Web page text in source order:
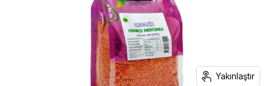
Yakınlaştır